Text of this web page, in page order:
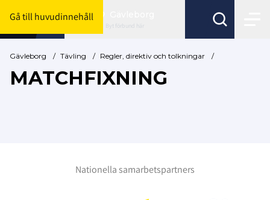
Gå till huvudinnehåll
Byt förbund här
Gävleborg / Tävling / Regler, direktiv och tolkningar /
MATCHFIXNING
Nationella samarbetspartners